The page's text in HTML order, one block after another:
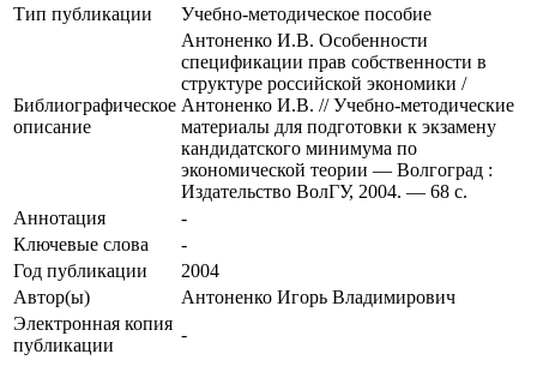
Тип публикации
Учебно-методическое пособие
Библиографическое
описание
Антоненко И.В. Особенности
спецификации прав собственности в
структуре российской экономики /
Антоненко И.В. // Учебно-методические
материалы для подготовки к экзамену
кандидатского минимума по
экономической теории — Волгоград :
Издательство ВолГУ, 2004. — 68 с.
Аннотация
-
Ключевые cлова
-
Год публикации
2004
Автор(ы)
Антоненко Игорь Владимирович
Электронная копия
публикации
-